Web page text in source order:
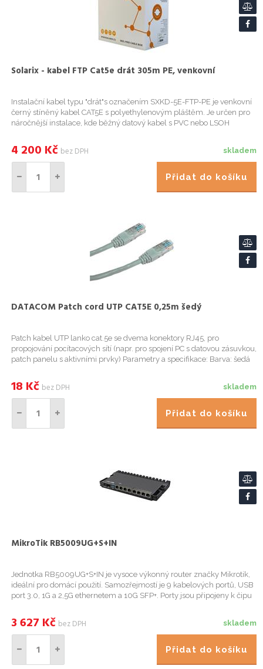
Solarix - kabel FTP Cat5e drát 305m PE, venkovní
Instalační kabel typu "drát"s označením SXKD-5E-FTP-PE je venkovní
černý stíněný kabel CAT5E s polyethylenovým pláštěm. Je určen pro
náročnější instalace, kde běžný datový kabel s PVC nebo LSOH
skladem
4 200 Kč bez DPH
Přidat do košíku
DATACOM Patch cord UTP CAT5E 0,25m šedý
Patch kabel UTP lanko cat.5e se dvema konektory RJ45, pro
propojování pocítacových sítí (napr. pro spojení PC s datovou zásuvkou,
patch panelu s aktivními prvky) Parametry a specifikace: Barva: šedá
skladem
18 Kč bez DPH
Přidat do košíku
MikroTik RB5009UG+S+IN
Jednotka RB5009UG+S+IN je vysoce výkonný router značky Mikrotik,
ideální pro domácí použití. Samozřejmostí je 9 kabelových portů, USB
port 3.0, 1G a 2,5G ethernetem a 10G SFP+. Porty jsou připojeny k čipu
skladem
3 627 Kč bez DPH
Přidat do košíku